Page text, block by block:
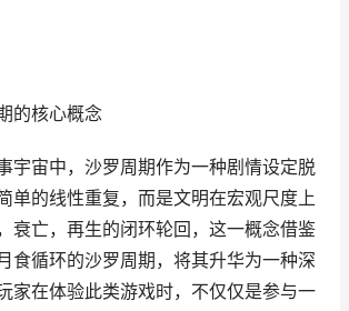
的核心概念
宇宙中，沙罗周期作为一种剧情设定脱
单的线性重复，而是文明在宏观尺度上
衰亡，再生的闭环轮回，这一概念借鉴
食循环的沙罗周期，将其升华为一种深
家在体验此类游戏时，不仅仅是参与一